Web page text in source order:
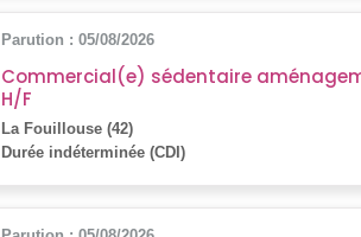
Parution : 05/08/2026
Commercial(e) sédentaire
H/F
La Fouillouse (42)
Durée indéterminée (CDI)